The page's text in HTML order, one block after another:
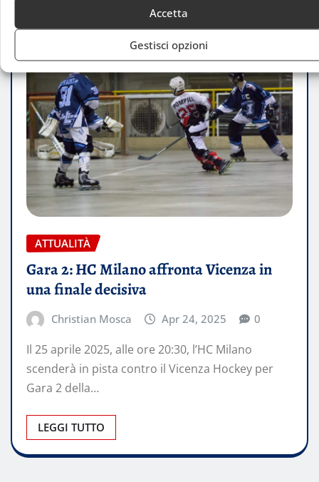
Accetta
Gestisci opzioni
ATTUALITÀ
Gara 2: HC Milano affronta Vicenza in
una finale decisiva
Christian Mosca Apr 24, 2025 0
Il 25 aprile 2025, alle ore 20:30, l’HC Milano
scenderà in pista contro il Vicenza Hockey per
Gara 2 della…
LEGGI TUTTO